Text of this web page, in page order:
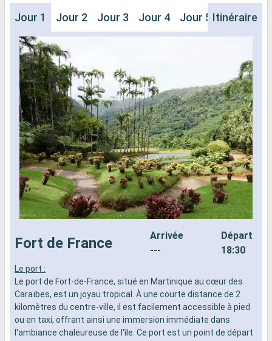
Jour 1 Jour 2 Jour 3 Jour 4 Jour 5 Jour 6
Itinéraire
Fort de France
Arrivée
---
Départ
18:30
Le port :
Le port de Fort-de-France, situé en Martinique au cœur des
Caraïbes, est un joyau tropical. À une courte distance de 2
kilomètres du centre-ville, il est facilement accessible à pied
ou en taxi, offrant ainsi une immersion immédiate dans
l'ambiance chaleureuse de l'île. Ce port est un point de départ